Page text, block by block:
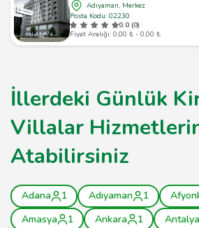
Adıyaman, Merkez
Posta Kodu: 02230
0.0 (0)
Fiyat Aralığı: 0,00 ₺ - 0,00 ₺
İllerdeki Günlük
Villalar
Atabilirsiniz
Adana 1 Adıyaman 1
Amasya
1 Ankara 1 Antalya